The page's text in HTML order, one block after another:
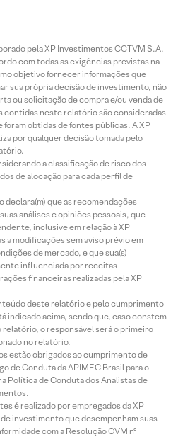
pela XP Investimentos CCTVM S.A.
com todas as exigências previstas na
objetivo fornecer informações que
sua própria decisão de investimento, não
ou solicitação de compra e/ou venda de
contidas neste relatório são consideradas
foram obtidas de fontes públicas. A XP
por qualquer decisão tomada pelo
a classificação de risco dos
de alocação para cada perfil de
declara(m) que as recomendações
análises e opiniões pessoais, que
inclusive em relação à XP
a modificações sem aviso prévio em
de mercado, e que sua(s)
influenciada por receitas
financeiras realizadas pela XP
deste relatório e pelo cumprimento
indicado acima, sendo que, caso constem
relatório, o responsável será o primeiro
no relatório.
estão obrigados ao cumprimento de
de Conduta da APIMEC Brasil para o
Política de Conduta dos Analistas de
é realizado por empregados da XP
investimento que desempenham suas
com a Resolução CVM nº